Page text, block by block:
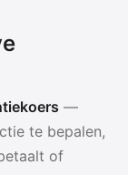
—
te bepalen,
of